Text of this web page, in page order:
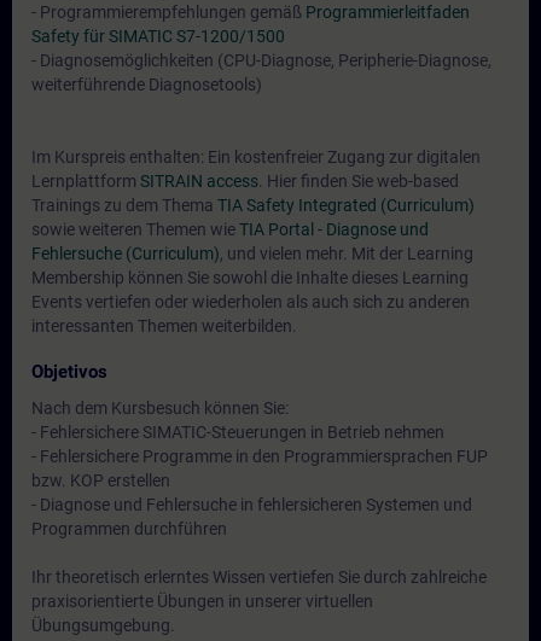
- Programmierempfehlungen gemäß Programmierleitfaden
Safety für SIMATIC S7-1200/1500
- Diagnosemöglichkeiten (CPU-Diagnose, Peripherie-Diagnose,
weiterführende Diagnosetools)
Im Kurspreis enthalten: Ein kostenfreier Zugang zur digitalen
Lernplattform SITRAIN access . Hier finden Sie web-based
Trainings zu dem Thema TIA Safety Integrated (Curriculum)
sowie weiteren Themen wieTIA Portal - Diagnose und
Fehlersuche (Curriculum), und vielen mehr. Mit der Learning
Membership können Sie sowohl die Inhalte dieses Learning
Events vertiefen oder wiederholen als auch sich zu anderen
interessanten Themen weiterbilden.
Objetivos
Nach dem Kursbesuch können Sie:
- Fehlersichere SIMATIC-Steuerungen in Betrieb nehmen
- Fehlersichere Programme in den Programmiersprachen FUP
bzw. KOP erstellen
- Diagnose und Fehlersuche in fehlersicheren Systemen und
Programmen durchführen
Ihr theoretisch erlerntes Wissen vertiefen Sie durch zahlreiche
praxisorientierte Übungen in unserer virtuellen
Übungsumgebung.